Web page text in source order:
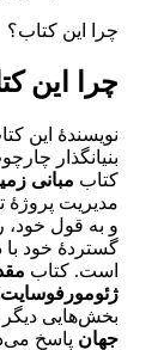
چرا این کتاب؟
چرا این
نویسندۀ این
کتاب مبانی
مدیریت پروژۀ
و به قول
گستردۀ خود با
است. کتاب
بخش‌هایی
جهان پاسخ